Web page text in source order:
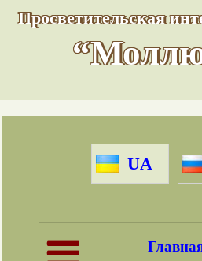
Просветительская
UA